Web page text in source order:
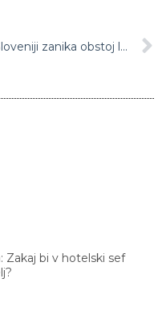
V Sloveniji zanika obstoj lačnih otrok, v Bruslju pa hvalijo njena socialna prizadevanja
Zakaj bi v hotelski sef